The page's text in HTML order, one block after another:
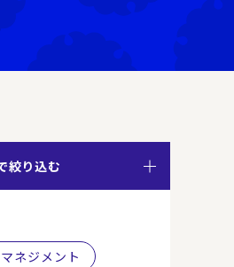
ースマネジメント
スアウトソーシング
ーク
絞り込む
ネジメント